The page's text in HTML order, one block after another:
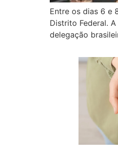
Entre os dias 6 e
Distrito Federal.
delegação